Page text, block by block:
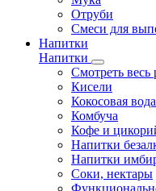
Отруби
Смеси для
Напитки
Напитки
Смотреть весь
Кисели
Кокосовая вода
Комбуча
Кофе и
Напитки
Напитки
Соки, нектары